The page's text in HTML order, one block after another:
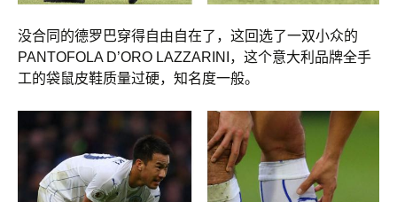
没合同的德罗巴穿得自由自在了，这回选了一双小众的
PANTOFOLA D’ORO LAZZARINI，这个意大利品牌全手
工的袋鼠皮鞋质量过硬，知名度一般。